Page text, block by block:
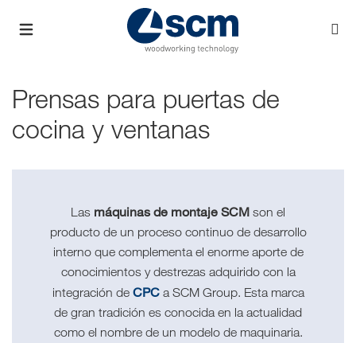
Prensas para puertas de
cocina y ventanas
Las máquinas de montaje SCM son el
producto de un proceso continuo de desarrollo
interno que complementa el enorme aporte de
conocimientos y destrezas adquirido con la
integración de CPCa SCM Group. Esta marca
de gran tradición es conocida en la actualidad
como el nombre de un modelo de maquinaria.